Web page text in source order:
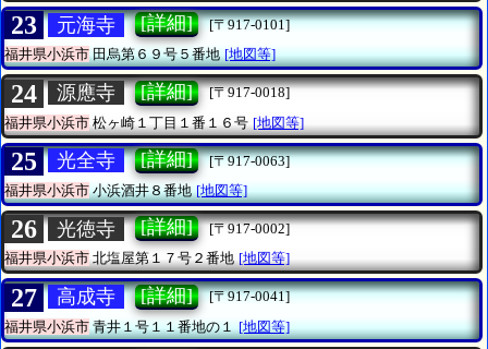
23 元海寺 [詳細]
[〒917-0101]
福井県小浜市田烏第６９号５番地 [地図等]
24 源應寺 [詳細]
[〒917-0018]
福井県小浜市 松ヶ崎１丁目１番１６号 [地図等]
25 光全寺 [詳細]
[〒917-0063]
福井県小浜市小浜酒井８番地 [地図等]
26 光徳寺 [詳細]
[〒917-0002]
福井県小浜市北塩屋第１７号２番地 [地図等]
27 高成寺 [詳細]
[〒917-0041]
福井県小浜市青井１号１１番地の１ [地図等]